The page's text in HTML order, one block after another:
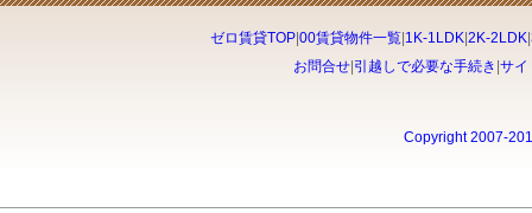
ゼロ賃貸TOP| 00賃貸物件一覧| 1K-1LDK| 2K-2LDK|
お問合せ 引越しで必要な手続き サイ
Copyright 2007-